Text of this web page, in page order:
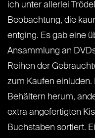
ich unter allerlei
Beobachtung, die
entging. Es gab eine
Ansammlung an
Reihen der
zum Kaufen
Behältern herum,
extra angefertigten
Buchstaben sortiert.